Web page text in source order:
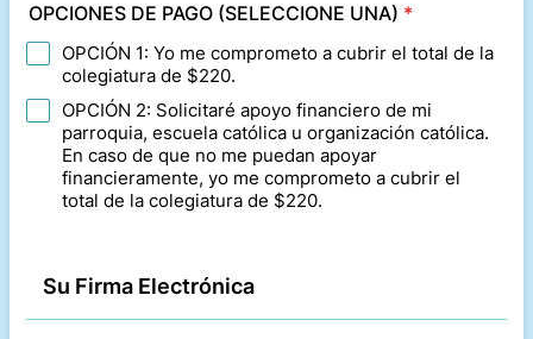
OPCIONES DE PAGO (SELECCIONE UNA) *
OPCIÓN 1: Yo me comprometo a cubrir el total de la
colegiatura de $220.
OPCIÓN 2: Solicitaré apoyo financiero de mi
parroquia, escuela católica u organización católica.
En caso de que no me puedan apoyar
financieramente, yo me comprometo a cubrir el
total de la colegiatura de $220.
Su Firma Electrónica